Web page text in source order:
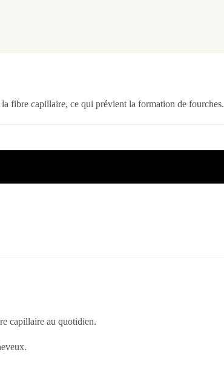
fibre capillaire, ce qui prévient la formation de fourches.
capillaire au quotidien.